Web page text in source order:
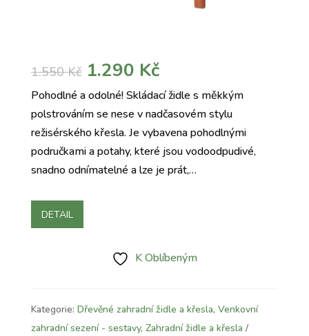
1.550Kč Původní
cena
byla:
1.550 Kč.
1.290 KčAktuální
cena
je:
1.290 Kč.
Pohodlné a odolné! Skládací židle s měkkým
polstrováním se nese v nadčasovém stylu
režisérského křesla. Je vybavena pohodlnými
područkami a potahy, které jsou vodoodpudivé,
snadno odnímatelné a lze je prát,…
DETAIL
K Oblíbeným
Kategorie: Dřevěné zahradní židle a křesla, Venkovní
zahradní sezení - sestavy, Zahradní židle a křesla